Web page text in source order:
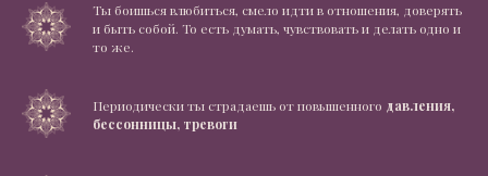
Ты боишься влюбиться, смело идти в отношения, доверять
и быть собой. То есть думать, чувствовать и делать одно и
то же.
Периодически ты страдаешь от повышенного давления,
бессонницы, тревоги